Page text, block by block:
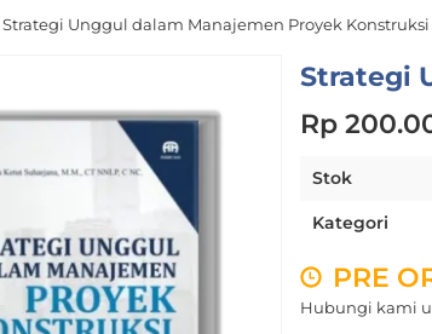
Strategi Unggul dalam Manajemen Proyek Konstruksi
Strategi
Rp
Stok
Kategori
PRE
Hubungi kami